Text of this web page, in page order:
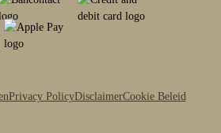
Privacy PolicyDisclaimerCookie Beleid